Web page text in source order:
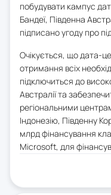
побудувати кампус
Бандеї, Південна
підписано угоду про
Очікується, що дата-
отримання всіх
підключиться до
Австралії та
регіональними
Індонезію, Південну
млрд фінансування
Microsoft, для